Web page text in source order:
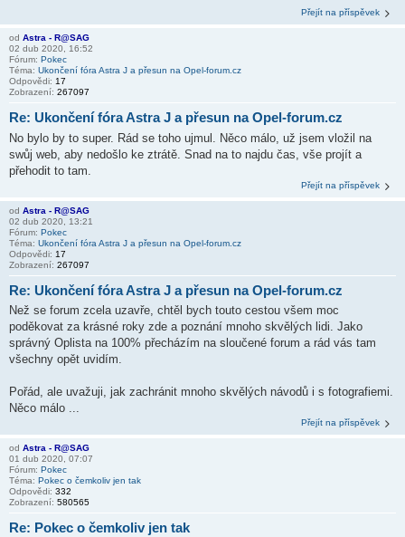
Přejít na příspěvek
od Astra - R@SAG
02 dub 2020, 16:52
Fórum: Pokec
Téma: Ukončení fóra Astra J a přesun na Opel-forum.cz
Odpovědi: 17
Zobrazení: 267097
Re: Ukončení fóra Astra J a přesun na Opel-forum.cz
No bylo by to super. Rád se toho ujmul. Něco málo, už jsem vložil na
swůj web, aby nedošlo ke ztrátě. Snad na to najdu čas, vše projít a
přehodit to tam.
Přejít na příspěvek
od Astra - R@SAG
02 dub 2020, 13:21
Fórum: Pokec
Téma: Ukončení fóra Astra J a přesun na Opel-forum.cz
Odpovědi: 17
Zobrazení: 267097
Re: Ukončení fóra Astra J a přesun na Opel-forum.cz
Než se forum zcela uzavře, chtěl bych touto cestou všem moc
poděkovat za krásné roky zde a poznání mnoho skvělých lidi. Jako
správný Oplista na 100% přecházím na sloučené forum a rád vás tam
všechny opět uvidím.
Pořád, ale uvažuji, jak zachránit mnoho skvělých návodů i s fotografiemi.
Něco málo ...
Přejít na příspěvek
od Astra - R@SAG
01 dub 2020, 07:07
Fórum: Pokec
Téma: Pokec o čemkoliv jen tak
Odpovědi: 332
Zobrazení: 580565
Re: Pokec o čemkoliv jen tak